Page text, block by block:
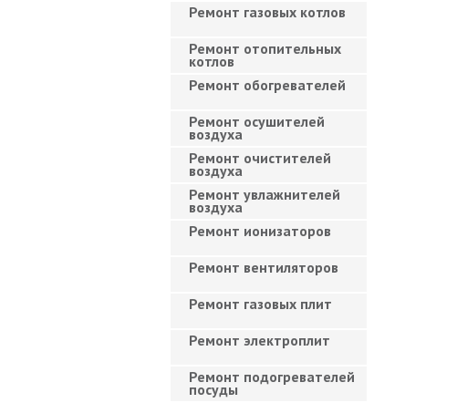
Ремонт газовых котлов
Ремонт отопительных
котлов
Ремонт обогревателей
Ремонт осушителей
воздуха
Ремонт очистителей
воздуха
Ремонт увлажнителей
воздуха
Ремонт ионизаторов
Ремонт вентиляторов
Ремонт газовых плит
Ремонт электроплит
Ремонт подогревателей
посуды